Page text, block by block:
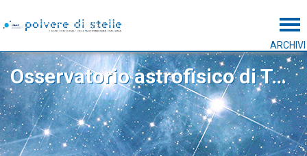
ARCHIVI
Osservatorio astrofisico di Torino